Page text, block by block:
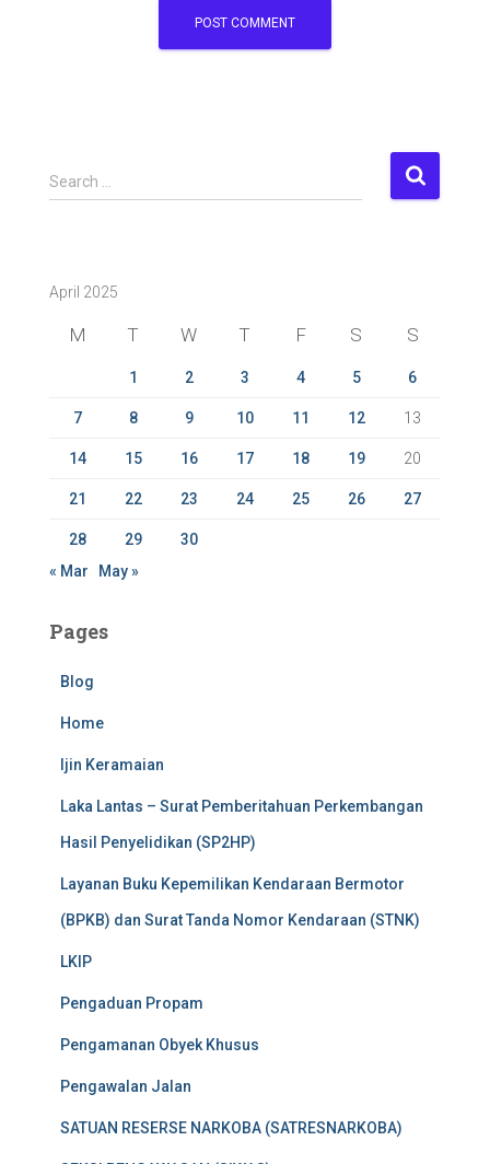
S
e
h
Search …
April 2025
M T W T F S S
1 2 3 4 5 6
7 8 9 10 11 12 13
14 15 16 17 18 19 20
21 22 23 24 25 26 27
28 29
30
« Mar
May »
Pages
Blog
Home
Ijin Keramaian
Laka Lantas – Surat Pemberitahuan Perkembangan
Hasil Penyelidikan (SP2HP)
Layanan Buku Kepemilikan Kendaraan Bermotor
(BPKB) dan Surat Tanda Nomor Kendaraan (STNK)
LKIP
Pengaduan Propam
Pengamanan Obyek Khusus
Pengawalan Jalan
SATUAN RESERSE NARKOBA (SATRESNARKOBA)